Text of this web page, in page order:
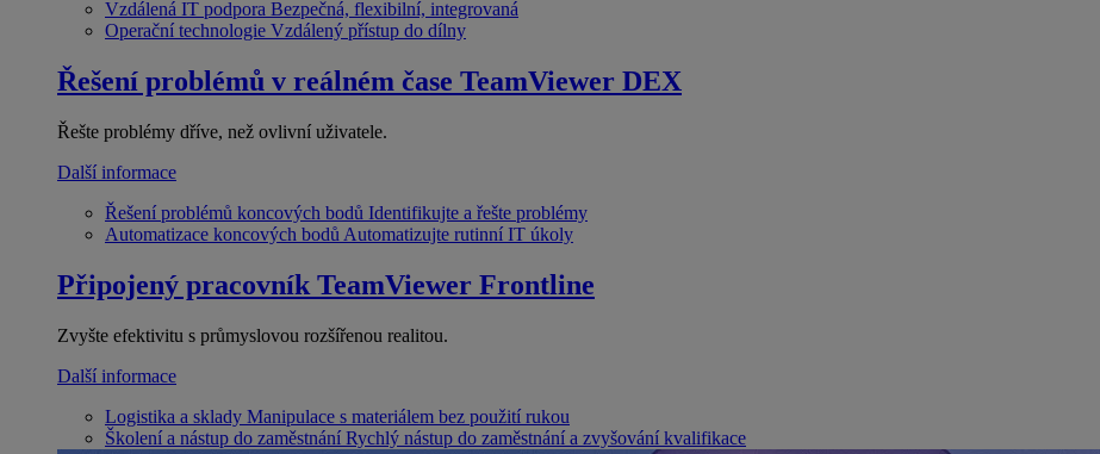
Vzdálená IT podpora Bezpečná, flexibilní, integrovaná
Operační technologie Vzdálený přístup do dílny
Řešení problémů v reálném čase TeamViewer DEX
Řešte problémy dříve, než ovlivní uživatele.
Další informace
Řešení problémů koncových bodů Identifikujte a řešte problémy
Automatizace koncových bodů Automatizujte rutinní IT úkoly
Připojený pracovník TeamViewer Frontline
Zvyšte efektivitu s průmyslovou rozšířenou realitou.
Další informace
Logistika a sklady Manipulace s materiálem bez použití rukou
Školení a nástup do zaměstnání Rychlý nástup do zaměstnání a zvyšování kvalifikace